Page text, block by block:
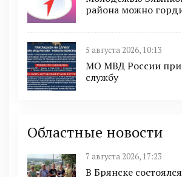
района можно
5 августа 2026, 10:13
МО МВД России
службу
Областные новости
7 августа 2026, 17:23
В Брянске состоялся